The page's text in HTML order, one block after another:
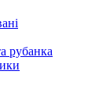
рубанка